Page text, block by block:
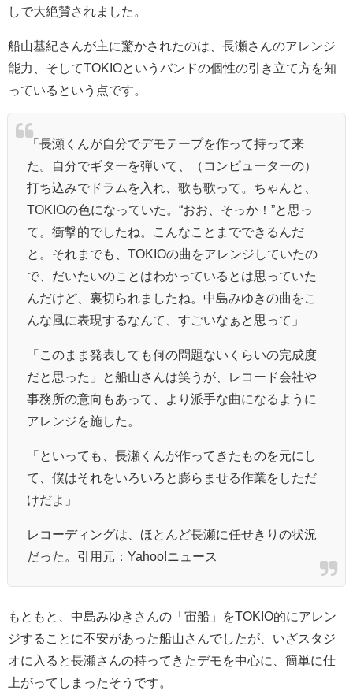
しで大絶賛されました。
船山基紀さんが主に驚かされたのは、長瀬さんのアレンジ
能力、そしてTOKIOというバンドの個性の引き立て方を知
っているという点です。
「長瀬くんが自分でデモテープを作って持って来
た。自分でギターを弾いて、（コンピューターの）
打ち込みでドラムを入れ、歌も歌って。ちゃんと、
TOKIOの色になっていた。“おお、そっか！”と思っ
て。衝撃的でしたね。こんなことまでできるんだ
と。それまでも、TOKIOの曲をアレンジしていたの
で、だいたいのことはわかっているとは思っていた
んだけど、裏切られましたね。中島みゆきの曲をこ
んな風に表現するなんて、すごいなぁと思って」
「このまま発表しても何の問題ないくらいの完成度
だと思った」と船山さんは笑うが、レコード会社や
事務所の意向もあって、より派手な曲になるように
アレンジを施した。
「といっても、長瀬くんが作ってきたものを元にし
て、僕はそれをいろいろと膨らませる作業をしただ
けだよ」
レコーディングは、ほとんど長瀬に任せきりの状況
だった。引用元：Yahoo!ニュース
もともと、中島みゆきさんの「宙船」をTOKIO的にアレン
ジすることに不安があった船山さんでしたが、いざスタジ
オに入ると長瀬さんの持ってきたデモを中心に、簡単に仕
上がってしまったそうです。